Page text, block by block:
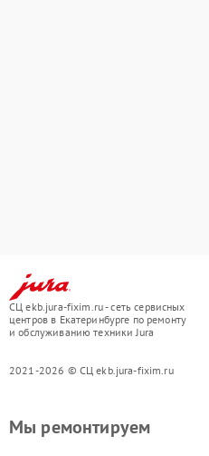
СЦ ekb.jura-fixim.ru - сеть сервисных
центров в Екатеринбурге по ремонту
и обслуживанию техники Jura
2021-2026 © СЦ ekb.jura-fixim.ru
Мы ремонтируем